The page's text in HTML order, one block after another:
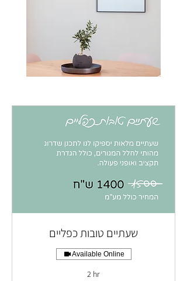
שעתיים טובות כפליים
Available Online
2 hr